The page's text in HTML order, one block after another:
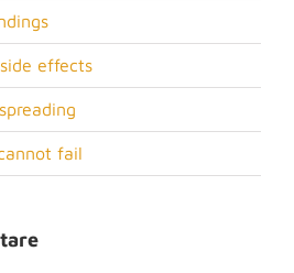
effects
fail